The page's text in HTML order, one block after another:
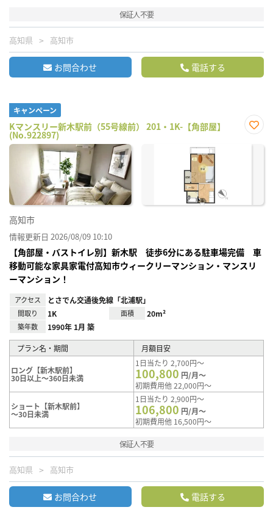
保証人不要
高知県 高知市
お問合わせ 電話する
キャンペーン
Kマンスリー新木駅前（55号線前） 201・1K-【角部屋】
(No.922897)
に入
高知市
情報更新日 2026/08/09 10:10
【角部屋・バストイレ別】新木駅 徒歩6分にある駐車場完備 車
移動可能な家具家電付高知市ウィークリーマンション・マンスリ
ーマンション！
アクセス とさでん交通後免線「北浦駅」
間取り 1K 面積 20m²
築年数 1990年 1月 築
プラン名・期間 月額目安
ロング【新木駅前】
30日以上～360日未満
1日当たり 2,700円～
100,800 円/月～
初期費用他 22,000円～
ショート【新木駅前】
～30日未満
1日当たり 2,900円～
106,800 円/月～
初期費用他 16,500円～
保証人不要
高知県 高知市
お問合わせ 電話する